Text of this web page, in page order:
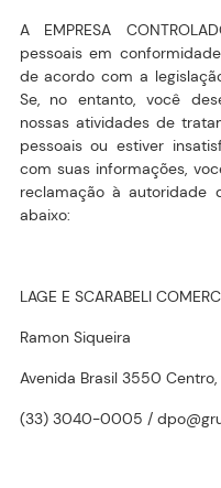
A EMPRESA
pessoais em
de acordo com a
Se, no entanto, você
nossas atividades de
pessoais ou estiver
com suas informações,
reclamação à autoridade
abaixo:
LAGE E SCARABELI
Ramon Siqueira
Avenida Brasil 3550
(33) 3040-0005 /